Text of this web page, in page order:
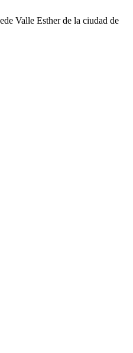
Valle Esther de la ciudad de